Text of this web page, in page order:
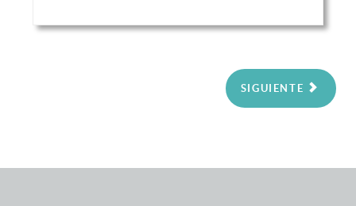
SIGUIENTE